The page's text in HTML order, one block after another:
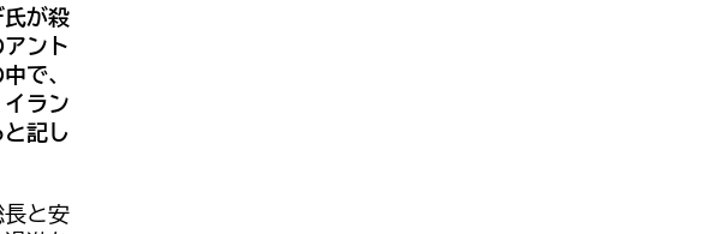
が殺
ント
で、
ラン
記し
と安